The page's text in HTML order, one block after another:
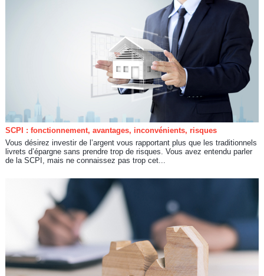
SCPI : fonctionnement, avantages, inconvénients, risques
Vous désirez investir de l’argent vous rapportant plus que les traditionnels
livrets d’épargne sans prendre trop de risques. Vous avez entendu parler
de la SCPI, mais ne connaissez pas trop cet...